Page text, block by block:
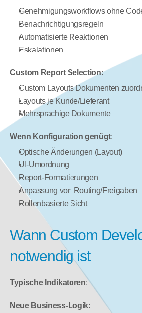
Genehmigungsworkflows ohne
Benachrichtigungsregeln
Automatisierte Reaktionen
Eskalationen
Custom Report Selection:
Custom Layouts Dokumenten
Layouts je Kunde/Lieferant
Mehrsprachige Dokumente
Wenn Konfiguration genügt:
Optische Änderungen (Layout)
UI-Umordnung
Report-Formatierungen
Anpassung von Routing/Freigaben
Rollenbasierte Sicht
Wann Custom
notwendig ist
Typische Indikatoren:
Neue Business-Logik: